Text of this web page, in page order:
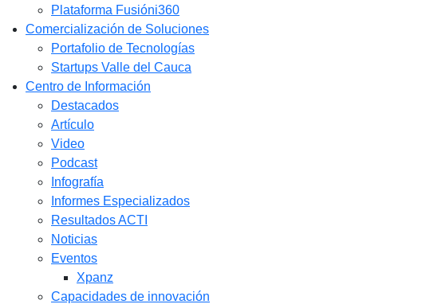
Plataforma Fusióni360
Comercialización de Soluciones
Portafolio de Tecnologías
Startups Valle del Cauca
Centro de Información
Destacados
Artículo
Video
Podcast
Infografía
Informes Especializados
Resultados ACTI
Noticias
Eventos
Xpanz
Capacidades de innovación